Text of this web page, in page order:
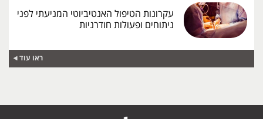
עקרונות הטיפול האנטיביוטי המניעתי לפני
ניתוחים ופעולות חודרניות
ראו עוד